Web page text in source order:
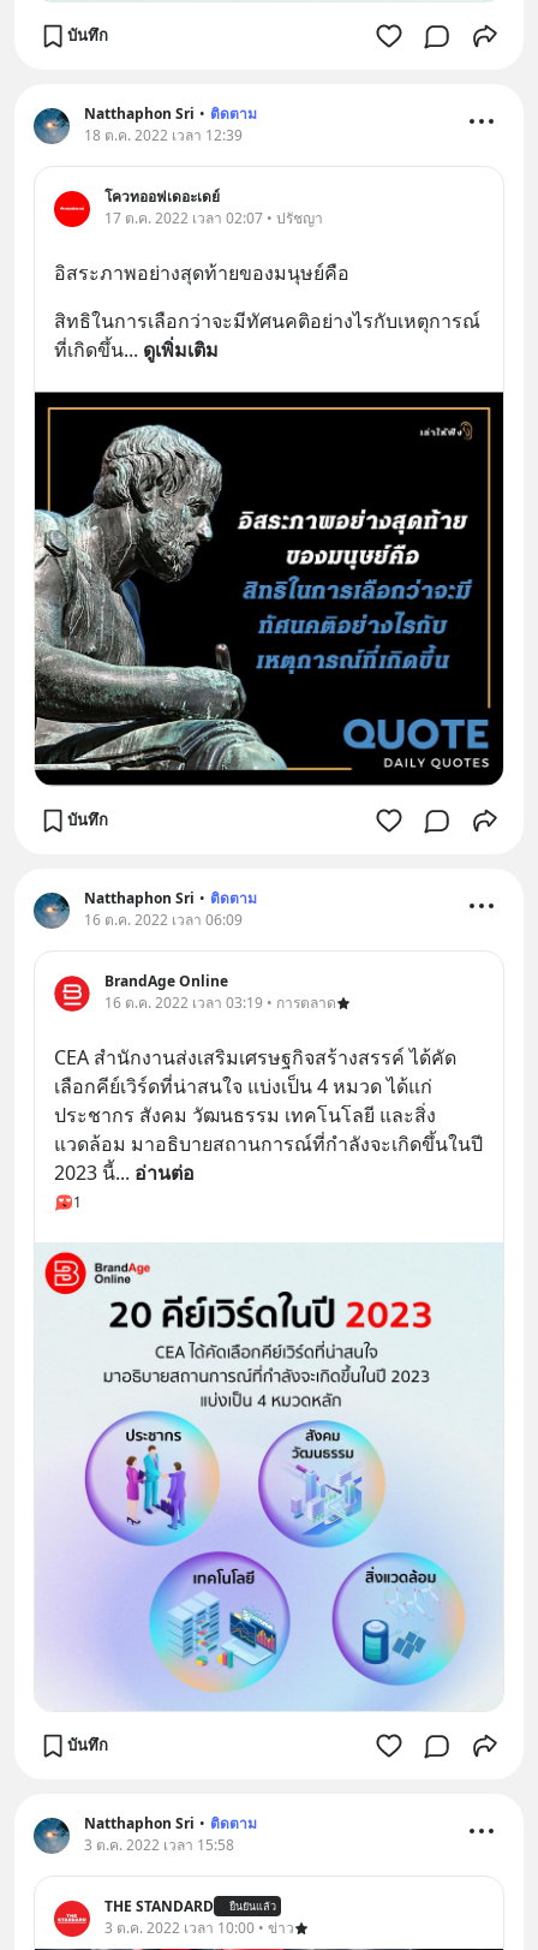
บันทึก
Natthaphon Sri • ติดตาม
18 ต.ค. 2022 เวลา 12:39
โควทออฟเดอะเดย์
17 ต.ค. 2022 เวลา 02:07 • ปรัชญา
อิสระภาพอย่างสุดท้ายของมนุษย์คือ
สิทธิในการเลือกว่าจะมีทัศนคติอย่างไรกับเหตุการณ์
ที่เกิดขึ้น... ดูเพิ่มเติม
บันทึก
Natthaphon Sri • ติดตาม
16 ต.ค. 2022 เวลา 06:09
BrandAge Online
16 ต.ค. 2022 เวลา 03:19 • การตลาด
CEA สำนักงานส่งเสริมเศรษฐกิจสร้างสรรค์ ได้คัด
เลือกคีย์เวิร์ดที่น่าสนใจ แบ่งเป็น 4 หมวด ได้แก่
ประชากร สังคม วัฒนธรรม เทคโนโลยี และสิ่ง
แวดล้อม มาอธิบายสถานการณ์ที่กำลังจะเกิดขึ้นในปี
2023 นี้... อ่านต่อ
1
บันทึก
Natthaphon Sri • ติดตาม
3 ต.ค. 2022 เวลา 15:58
THE STANDARD ยืนยันแล้ว
3 ต.ค. 2022 เวลา 10:00 • ข่าว